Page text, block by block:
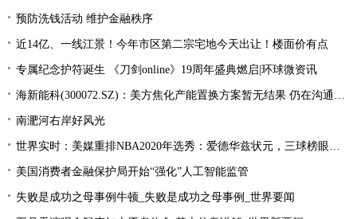
预防洗钱活动 维护金融秩序
近14亿、一线江景！今年市区第二宗宅地今天出让！楼面价有点
专属纪念护符诞生 《刀剑online》19周年盛典燃启|环球微资讯
海新能科(300072.SZ)：美方焦化产能置换方案暂无结果 仍在沟通过程中|环球观点
南淝河右岸好风光
世界实时：美媒重排NBA2020年选秀：爱德华兹状元，三球榜眼，哈里伯顿探花
美国消费者金融保护局开始“强化”人工智能监管
失败是成功之母事例牛顿_失败是成功之母事例_世界要闻